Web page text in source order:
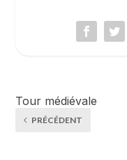
Tour médiévale
PRÉCÉDENT